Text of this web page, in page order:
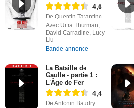
4,6
De Quentin Tarantino
Avec Uma Thurman,
David Carradine, Lucy
Liu
Bande-annonce
La Bataille de
Gaulle - partie 1 :
L'Âge de Fer
4,4
De Antonin Baudry